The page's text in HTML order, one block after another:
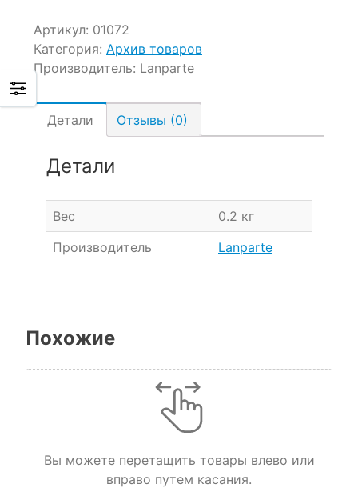
Артикул: 01072
Категория: Архив товаров
Производитель: Lanparte
Детали Отзывы (0)
Детали
Вес
0.2 кг
Производитель
Lanparte
Похожие
Вы можете перетащить товары влево или
вправо путем касания.